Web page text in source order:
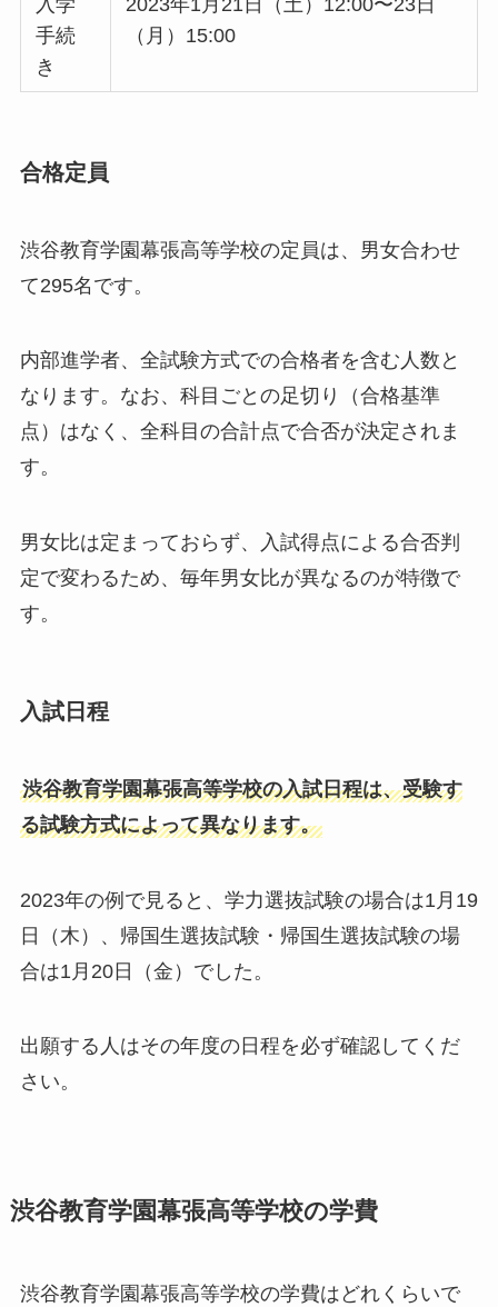
入学
手続
き
2023年1月21日（土）12:00〜23日
（月）15:00
合格定員
渋谷教育学園幕張高等学校の定員は、男女合わせ
て295名です。
内部進学者、全試験方式での合格者を含む人数と
なります。なお、科目ごとの足切り（合格基準
点）はなく、全科目の合計点で合否が決定されま
す。
男女比は定まっておらず、入試得点による合否判
定で変わるため、毎年男女比が異なるのが特徴で
す。
入試日程
渋谷教育学園幕張高等学校の入試日程は、受験す
る試験方式によって異なります。
2023年の例で見ると、学力選抜試験の場合は1月19
日（木）、帰国生選抜試験・帰国生選抜試験の場
合は1月20日（金）でした。
出願する人はその年度の日程を必ず確認してくだ
さい。
渋谷教育学園幕張高等学校の学費
渋谷教育学園幕張高等学校の学費はどれくらいで